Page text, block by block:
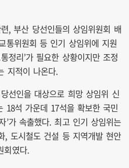
, 부산 당선인들의 상임위원회 배
통위원회 등 인기 상임위에 지원
정리’가 필요한 상황이지만 조정
지적이 나온다.
선인을 대상으로 희망 상임위 신
18석 가운데 17석을 확보한 국민
’가 속출했다. 최고 인기 상임위는
, 도시철도 건설 등 지역개발 현안
회였다.